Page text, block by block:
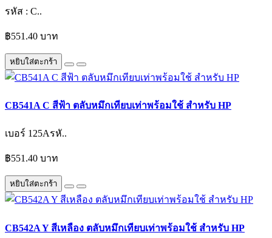
รหัส : C..
฿551.40 บาท
หยิบใส่ตะกร้า
CB541A C สีฟ้า ตลับหมึกเทียบเท่าพร้อมใช้ สำหรับ HP
เบอร์ 125Aรหั..
฿551.40 บาท
หยิบใส่ตะกร้า
CB542A Y สีเหลือง ตลับหมึกเทียบเท่าพร้อมใช้ สำหรับ HP